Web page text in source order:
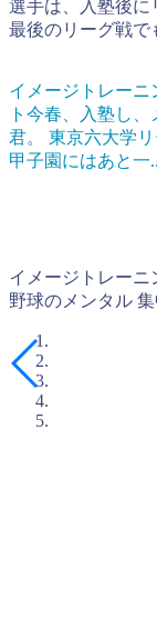
選手は、入塾後に
最後のリーグ戦で
イメージトレーニ
ト 今春、入塾し、
君。 東京六大学
甲子園にはあと一
イメージトレーニ
野球のメンタル